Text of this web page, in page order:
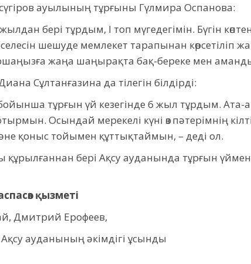
ауылының тұрғыны Гүлмира Оспанова:
бері тұрдым, І топ мүгедегімін. Бүгін
шешуде мемлекет тарапынан көрсетіліп
жаңа шаңырақта бақ-береке мен
Сұлтанғазина да тілегін білдірді:
тұрғын үй кезегінде 6 жыл тұрдым.
Осындай мерекелі күні өз пәтерімнің
қоныс тойымен құттықтаймын, – деді ол.
құрылғаннан бері Ақсу ауданында тұрғын
қызметі
Дмитрий Ерофеев,
ауданының әкімдігі ұсынды